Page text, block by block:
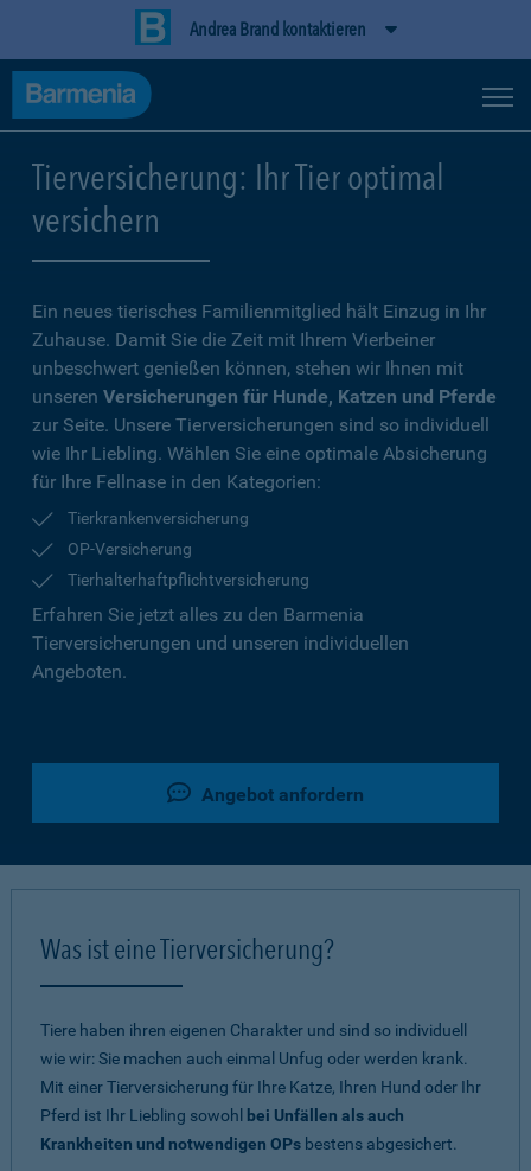
Andrea Brand kontaktieren
Tierversicherung: Ihr Tier optimal
versichern
Ein neues tierisches Familienmitglied hält Einzug in Ihr
Zuhause. Damit Sie die Zeit mit Ihrem Vierbeiner
unbeschwert genießen können, stehen wir Ihnen mit
unseren Versicherungen für Hunde, Katzen und Pferde
zur Seite. Unsere Tierversicherungen sind so individuell
wie Ihr Liebling. Wählen Sie eine optimale Absicherung
für Ihre Fellnase in den Kategorien:
Tierkrankenversicherung
OP-Versicherung
Tierhalterhaftpflichtversicherung
Erfahren Sie jetzt alles zu den Barmenia
Tierversicherungen und unseren individuellen
Angeboten.
Angebot anfordern
Was ist eine Tierversicherung?
Tiere haben ihren eigenen Charakter und sind so individuell
wie wir: Sie machen auch einmal Unfug oder werden krank.
Mit einer Tierversicherung für Ihre Katze, Ihren Hund oder Ihr
Pferd ist Ihr Liebling sowohl
bei Unfällen als auch
Krankheiten und notwendigen OPs bestens abgesichert.